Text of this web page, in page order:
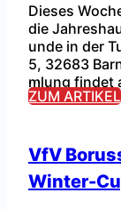
Dieses
die
unde in der
5, 32683
mlung findet
(inkl.
l“ ein. […]
...
ZUM ARTIKEL
VfV
Winter-